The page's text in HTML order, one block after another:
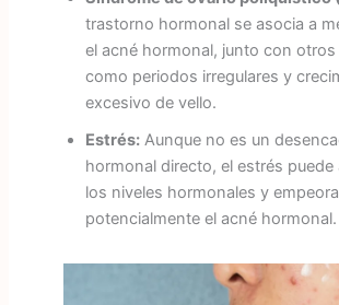
trastorno hormonal se asocia a
el acné hormonal, junto con
como periodos irregulares y
excesivo de vello.
Estrés:Aunque no es un
hormonal directo, el estrés puede
los niveles hormonales y
potencialmente el acné hormonal.